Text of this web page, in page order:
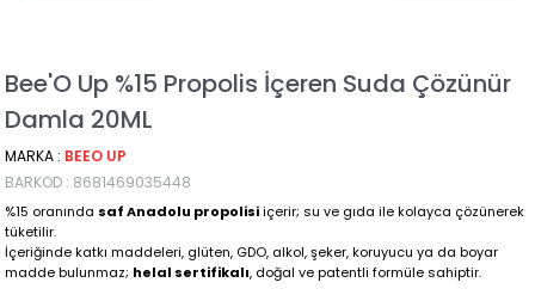
Bee'O Up %15 Propolis İçeren Suda Çözünür
Damla 20ML
MARKA : BEEO UP
BARKOD : 8681469035448
%15 oranında saf Anadolu propolisiiçerir; su ve gıda ile kolayca çözünerek
tüketilir.
İçeriğinde katkı maddeleri, glüten, GDO, alkol, şeker, koruyucu ya da boyar
madde bulunmaz; helal sertifikalı, doğal ve patentli formüle sahiptir.